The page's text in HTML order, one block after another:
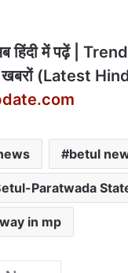
हिंदी में पढ़ें |
(Latest
betul
Paratwada
in mp